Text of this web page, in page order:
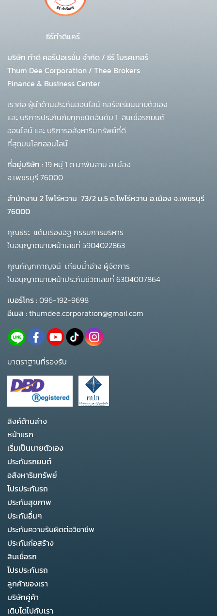
ธีร์ทำดีแคร์
บริษัท ทำดี คอร์ปอเรชั่น จำกัด / ธีร์ โบรคเกอร์
Thum Dee Corporation / Thee Brokers
Finance & Business Center
เราคือ ผู้นำด้านประกันออนไลน์ คอร์สเรียนนายตัวเอง
และ บริการประกันภัยทุกชนิดอันดับ 1 สินเชื่อรถยนต์
ออนไลน์ และ บริการอสังหาริมทรัพย์ที่ดี
ที่สุดบนโลกออนไลน์
ที่อยู่บริษัท : 19 หมู่ 1 ต.นาพันสาม อ.เมือง
จ.เพชรบุรี 76000
สำนักงาน 2 โพโร่หวาน 73/2 ม.5 ต.โพไร่หวาน อ.เมือง จ.เพชรบุรี
76000
คุณธีระ แต้มเรืองอิฐ กรรมการบริหาร
ใบอนุญาตนายหน้าเลขที่ 5904022863
คุณกัญทกาญจน์ เทียบน้ำอ่าง ผู้จัดการ
ใบอนุญาตนายหน้าประกันชีวิตเลขที่ 6304007864
เบอร์โทร :096-192-9698
อีเมล :thumdee.corporation@gmail.com
มาตราฐานที่รองรับ
ลิงค์ด้านล่าง
หน้าแรก
เริ่มเป็นนายตัวเอง
ประกันรถยนต์
อสังหาริมทรัพย์
โปรประกันรถ
ประกันสุขภาพ
ประกันอื่นๆ
ประกันความรับผิดต่อวิชาชีพ
ประกันก่อสร้าง
สินเชื่อรถ
โปรประกันรถ
ลูกค้าของเรา
บริษัทคู่ค้า
เติบโตไปกับเรา